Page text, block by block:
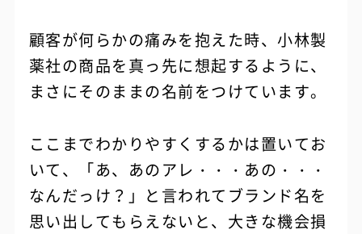
顧客が何らかの痛みを抱えた時、小林製
薬社の商品を真っ先に想起するように、
まさにそのままの名前をつけています。
ここまでわかりやすくするかは置いてお
いて、「あ、あのアレ・・・あの・・・
なんだっけ？」と言われてブランド名を
思い出してもらえないと、大きな機会損